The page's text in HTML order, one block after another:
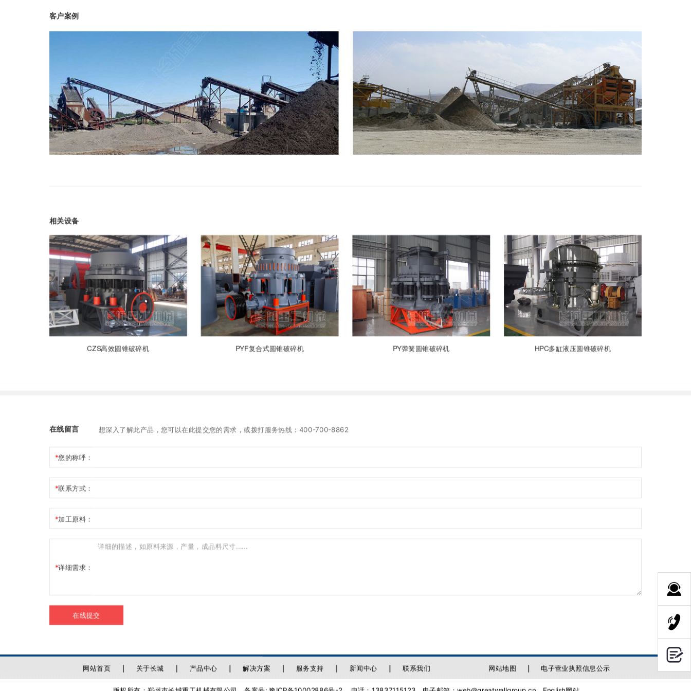
客户案例
CZS高效圆锥破碎机 PYF复合式圆锥破碎机 PY弹簧圆锥破碎机 HPC多缸液压圆锥破碎机
相关设备
在线留言 想深入了解此产品，您可以在此提交您的需求，或拨打服务热线：400-700-8862
您的称呼：
联系方式：
加工原料：
详细需求：
在线提交
网站首页 关于长城 产品中心 解决方案 服务支持 新闻中心 联系我们 网站地图 电子营业执照信息公示